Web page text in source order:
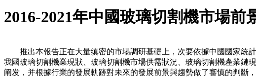
2016-2021年中國玻璃切割機市場前
推出本報告正在大量缜密的市場調研基礎上，次要依據中國國家統
我國玻璃切割機業現狀、玻璃切割機市場供需狀況、玻璃切割機產業鏈
阐发，并根據行業的發展軌跡對未來的發展前景與趨勢做了審慎的判